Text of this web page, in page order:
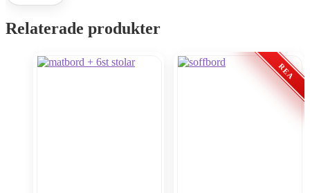
Relaterade produkter